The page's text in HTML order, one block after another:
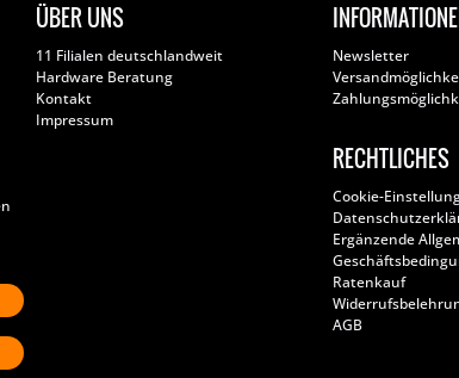
ÜBER UNS
11 Filialen deutschlandweit
Hardware Beratung
Kontakt
Impressum
Newsletter
RECHTLICHES
Cookie-
Ergänzende
Ratenkauf
AGB